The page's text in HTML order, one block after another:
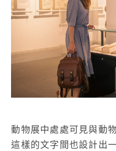
動物展中處處可見與動
這樣的文字間也設計出